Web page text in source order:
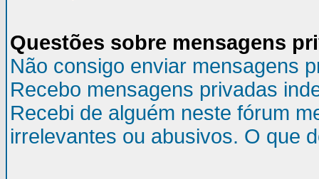
Questões sobre mensagens
Não consigo enviar mensagens
Recebo mensagens privadas
Recebi de alguém neste fórum
irrelevantes ou abusivos. O que